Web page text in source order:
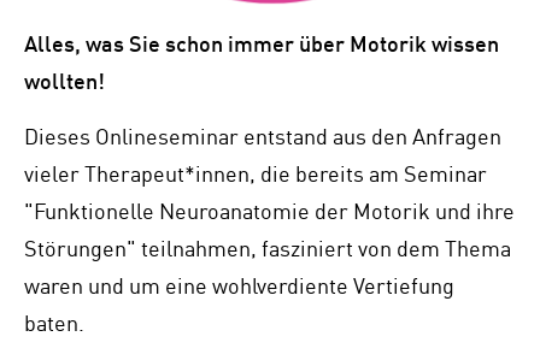
Alles, was Sie schon immer über Motorik wissen
wollten!
Dieses Onlineseminar entstand aus den Anfragen
vieler Therapeut*innen, die bereits am Seminar
"Funktionelle Neuroanatomie der Motorik und ihre
Störungen" teilnahmen, fasziniert von dem Thema
waren und um eine wohlverdiente Vertiefung
baten.